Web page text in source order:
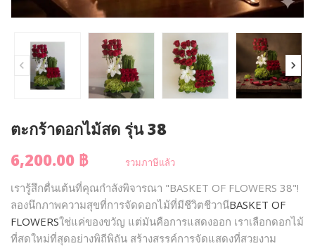
ตะกร้าดอกไม้สด รุ่น 38
6,200.00 ฿
รวมภาษีแล้ว
เรารู้สึกตื่นเต้นที่คุณกำลังพิจารณา "BASKET OF FLOWERS 38"!
ลองนึกภาพความสุขที่การจัดดอกไม้ที่มีชีวิตชีวานีBASKET OF
FLOWERSใช่แค่ของขวัญ แต่มันคือการแสดงออก เราเลือกดอกไม้
ที่สดใหม่ที่สุดอย่างพิถีพิถัน สร้างสรรค์การจัดแสดงที่สวยงาม